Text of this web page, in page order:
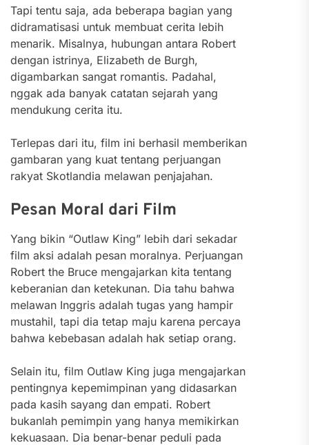
Tapi tentu saja, ada beberapa bagian yang
didramatisasi untuk membuat cerita lebih
menarik. Misalnya, hubungan antara Robert
dengan istrinya, Elizabeth de Burgh,
digambarkan sangat romantis. Padahal,
nggak ada banyak catatan sejarah yang
mendukung cerita itu.
Terlepas dari itu, film ini berhasil memberikan
gambaran yang kuat tentang perjuangan
rakyat Skotlandia melawan penjajahan.
Pesan Moral dari Film
Yang bikin “Outlaw King” lebih dari sekadar
film aksi adalah pesan moralnya. Perjuangan
Robert the Bruce mengajarkan kita tentang
keberanian dan ketekunan. Dia tahu bahwa
melawan Inggris adalah tugas yang hampir
mustahil, tapi dia tetap maju karena percaya
bahwa kebebasan adalah hak setiap orang.
Selain itu, film Outlaw King juga mengajarkan
pentingnya kepemimpinan yang didasarkan
pada kasih sayang dan empati. Robert
bukanlah pemimpin yang hanya memikirkan
kekuasaan. Dia benar-benar peduli pada